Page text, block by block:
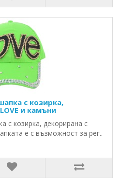
с козирка,
и камъни
с козирка, декорирана с
е с възможност за рег..